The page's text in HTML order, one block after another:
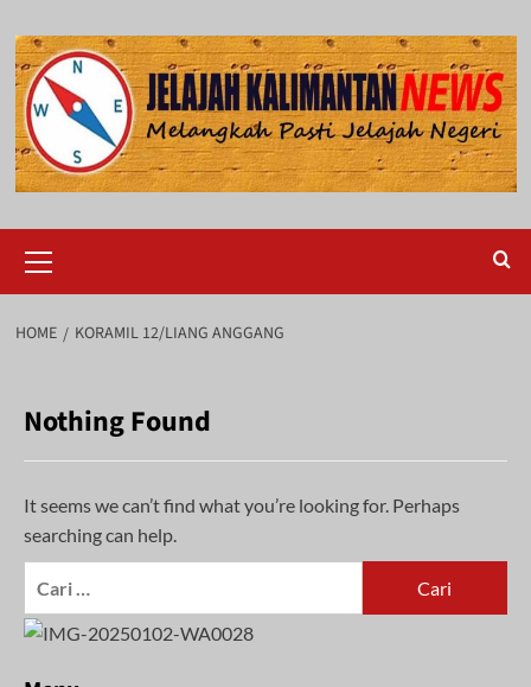
to
content
Menu
HOME KORAMIL 12/LIANG ANGGANG
Nothing Found
It seems we can’t find what you’re looking for. Perhaps
searching can help.